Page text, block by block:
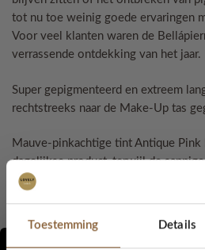
Toestemming Details
tot nu toe weinig goede ervaringen
Voor veel klanten waren de
verrassende ontdekking van het jaar.
Super gepigmenteerd en extreem
rechtstreeks naar de Make-Up tas
Mauve-pinkachtige tint Antique
dagelijkse product, terwijl de
precies wat nodig is om in 1 minuut
het voelt erg comfortabel en droogt